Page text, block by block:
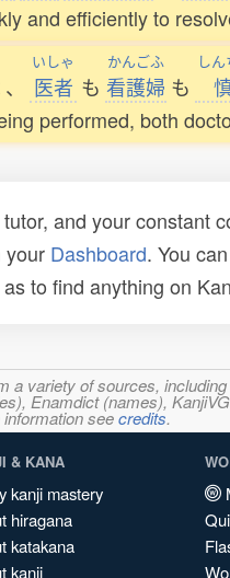
and efficiently to
、
いしゃ
医者 も
かんごふ
看護婦 も
し
performed, both
and your constant
your Dashboard. You
to find anything on
a variety of sources,
Enamdict (names),
seecredits.
& KANA
kanji mastery
hiragana
katakana
kanji